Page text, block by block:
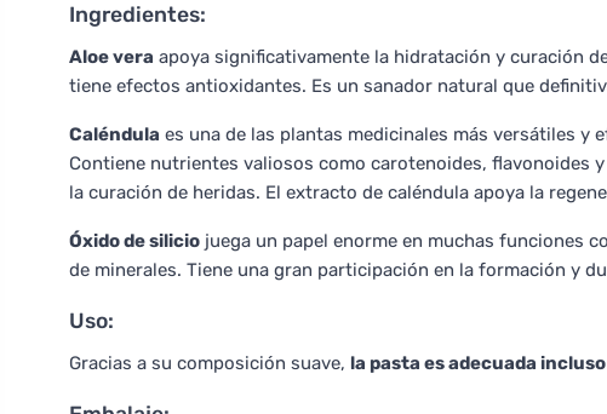
Ingredientes:
Aloe vera apoya significativamente la hidratación y curación
tiene efectos antioxidantes. Es un sanador natural que
Caléndula es una de las plantas medicinales más versátiles y
Contiene nutrientes valiosos como carotenoides, flavonoides
la curación de heridas. El extracto de caléndula apoya la
Óxido de silicio juega un papel enorme en muchas funciones
de minerales. Tiene una gran participación en la formación y
Uso:
Gracias a su composición suave, la pasta es adecuada